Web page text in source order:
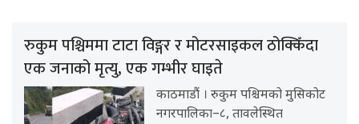
रुकुम पश्चिममा टाटा विङ्गर र मोटरसाइकल ठोक्किँदा
एक जनाको मृत्यु, एक गम्भीर घाइते
काठमाडौं । रुकुम पश्चिमको मुसिकोट
नगरपालिका–८, तावलेस्थित